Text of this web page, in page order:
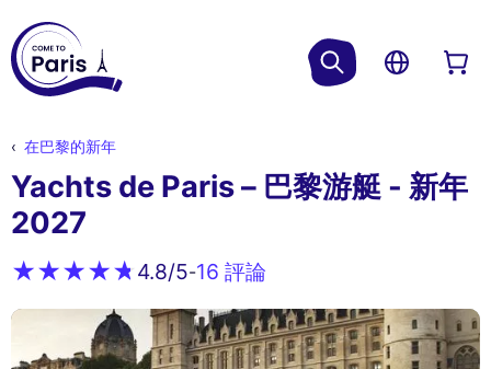
在巴黎的新年
Yachts de Paris – 巴黎游艇 - 新年
2027
4.8/5-16 評論